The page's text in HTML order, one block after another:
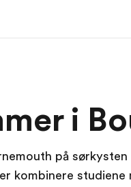
Se alt vi
i
på
kombinere